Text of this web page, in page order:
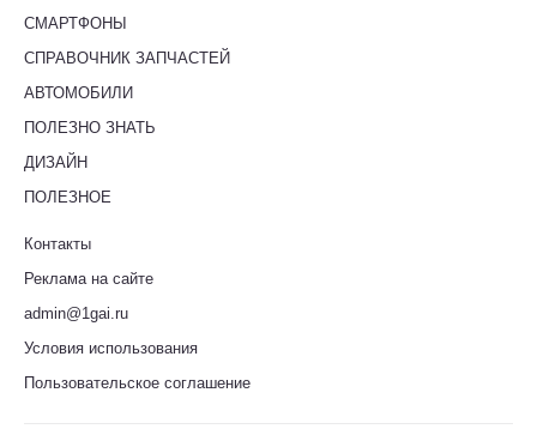
СМАРТФОНЫ
СПРАВОЧНИК ЗАПЧАСТЕЙ
АВТОМОБИЛИ
ПОЛЕЗНО ЗНАТЬ
ДИЗАЙН
ПОЛЕЗНОЕ
Контакты
Реклама на сайте
admin@1gai.ru
Условия использования
Пользовательское соглашение